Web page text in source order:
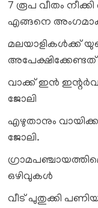
7 രൂപ വീതം
എങ്ങനെ
മലയാളികള്‍ക്ക്
വാക്ക് ഇൻ
ജോലി
എഴുതാനും
ജോലി.
ഒഴിവുകൾ
വീട് പുതുക്കി